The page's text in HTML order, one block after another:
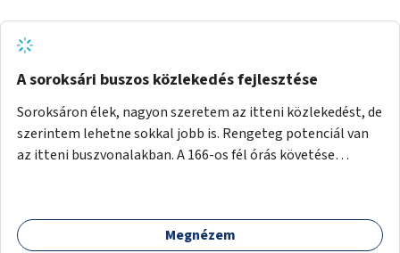
A soroksári buszos közlekedés fejlesztése
Soroksáron élek, nagyon szeretem az itteni közlekedést, de
szerintem lehetne sokkal jobb is. Rengeteg potenciál van
az itteni buszvonalakban. A 166-os fél órás követése
HÉVet, ráadásul kényelmes alacsonypadlós szolgáltatást
nyújt. Hétköznap csúcsidőben a 166-os járhatna 15
Megnézem